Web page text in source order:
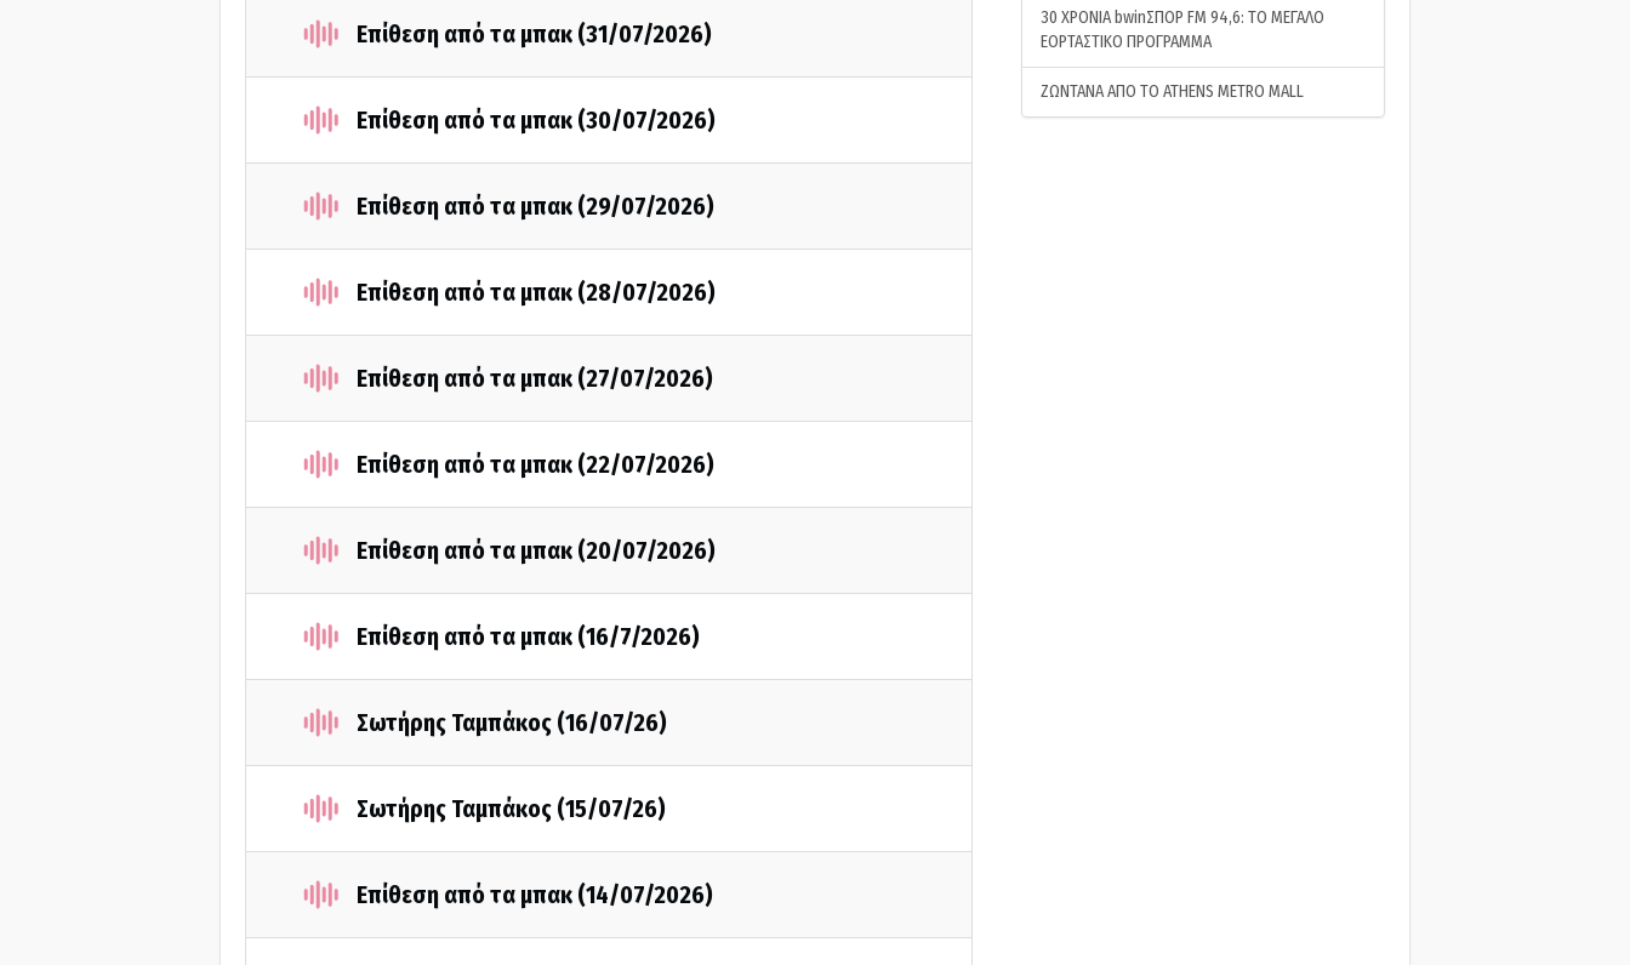
Επίθεση από τα μπακ (31/07/2026)
Επίθεση από τα μπακ (30/07/2026)
Επίθεση από τα μπακ (29/07/2026)
Επίθεση από τα μπακ (28/07/2026)
Επίθεση από τα μπακ (27/07/2026)
Επίθεση από τα μπακ (22/07/2026)
Επίθεση από τα μπακ (20/07/2026)
Επίθεση από τα μπακ (16/7/2026)
Σωτήρης Ταμπάκος (16/07/26)
Σωτήρης Ταμπάκος (15/07/26)
Επίθεση από τα μπακ (14/07/2026)
30 ΧΡΟΝΙΑ bwinΣΠΟΡ FM 94,6: ΤΟ ΜΕΓΑΛΟ
ΕΟΡΤΑΣΤΙΚΟ ΠΡΟΓΡΑΜΜΑ
ΖΩΝΤΑΝΑ ΑΠΟ ΤΟ ATHENS METRO MALL